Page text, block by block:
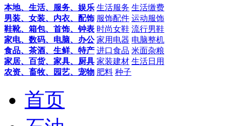
本地、生活、服务、娱乐 生活服务 生活缴费
男装、女装、内衣、配饰 服饰配件 运动服饰
鞋靴、箱包、首饰、钟表 时尚女鞋 流行男鞋
家电、数码、电脑、办公 家用电器 电脑整机
食品、茶酒、生鲜、特产 进口食品 米面杂粮
家居、百货、家具、厨具 家装建材 生活日用
农资、畜牧、园艺、宠物 肥料 种子
首页